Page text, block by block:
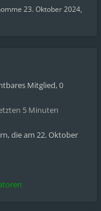
23. Oktober 2024,
Mitglied, 0
5 Minuten
die am 22. Oktober